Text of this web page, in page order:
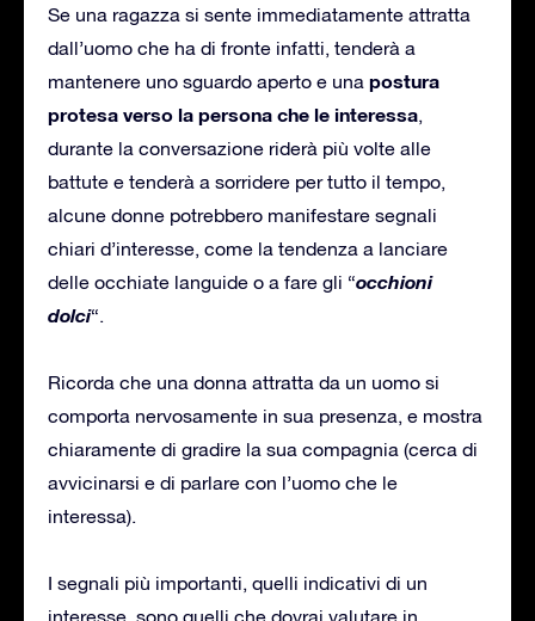
Se una ragazza si sente immediatamente attratta
dall’uomo che ha di fronte infatti, tenderà a
mantenere uno sguardo aperto e una postura
protesa verso la persona che le interessa,
durante la conversazione riderà più volte alle
battute e tenderà a sorridere per tutto il tempo,
alcune donne potrebbero manifestare segnali
chiari d’interesse, come la tendenza a lanciare
delle occhiate languide o a fare gli “occhioni
dolci“.
Ricorda che una donna attratta da un uomo si
comporta nervosamente in sua presenza, e mostra
chiaramente di gradire la sua compagnia (cerca di
avvicinarsi e di parlare con l’uomo che le
interessa).
I segnali più importanti, quelli indicativi di un
interesse, sono quelli che dovrai valutare in